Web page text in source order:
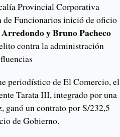
Provincial Corporativa
de Funcionarios inició de oficio
y Bruno Pacheco
contra la administración
periodístico de El Comercio, el
Tarata III, integrado por una
ganó un contrato por S/232,5
de Gobierno.